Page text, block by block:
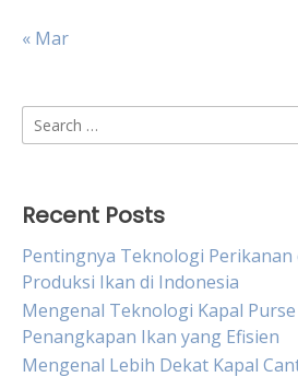
« Mar
Search
for:
Recent Posts
Pentingnya Teknologi Perikanan
Produksi Ikan di Indonesia
Mengenal Teknologi Kapal
Penangkapan Ikan yang Efisien
Mengenal Lebih Dekat Kapal